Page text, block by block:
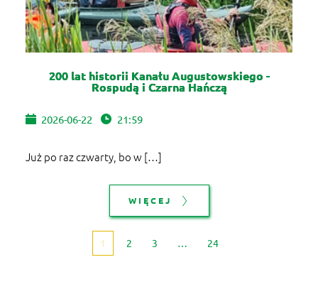
200 lat historii Kanału Augustowskiego -
Rospudą i Czarna Hańczą
2026-06-22 21:59
Już po raz czwarty, bo w […]
WIĘCEJ
1 2 3 … 24